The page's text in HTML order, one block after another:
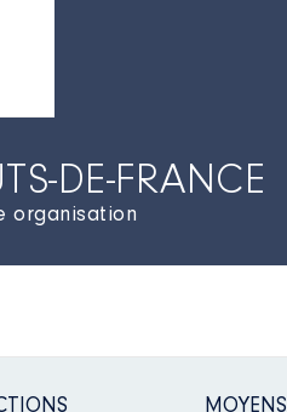
DE-FRANCE
organisation
MOYENS